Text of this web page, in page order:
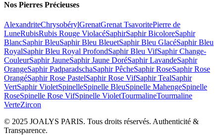
Nos Pierres Précieuses
AlexandriteChrysobérylGrenatGrenat TsavoritePierre de
LuneRubisRubis Rouge ViolacéSaphirSaphir BicoloreSaphir
BlancSaphir BleuSaphir Bleu BleuetSaphir Bleu GlacéSaphir Bleu
RoyalSaphir Bleu Royal ProfondSaphir Bleu VifSaphir Change-
CouleurSaphir JauneSaphir Jaune DoréSaphir LavandeSaphir
OrangeSaphir PadparadschaSaphir PêcheSaphir RoseSaphir Rose
OrangéSaphir Rose PastelSaphir Rose VifSaphir TealSaphir
VertSaphir VioletSpinelleSpinelle BleuSpinelle MahengeSpinelle
RoseSpinelle Rose VifSpinelle VioletTourmalineTourmaline
VerteZircon
© 2025 JOALYS PARIS. Tous droits réservés. Authenticité &
Transparence.